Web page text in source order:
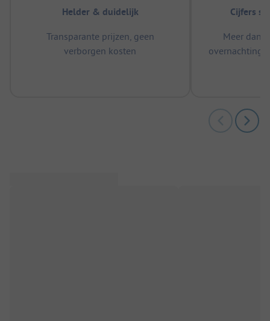
Helder & duidelijk
Transparante prijzen, geen
verborgen kosten
Cijfers
Meer dan